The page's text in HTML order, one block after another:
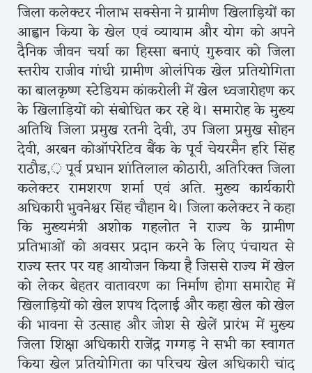
जिला कलेक्टर नीलाभ सक्सेना ने ग्रामीण खिलाड़ियों का
आह्वान किया के खेल एवं व्यायाम और योग को अपने
दैनिक जीवन चर्या का हिस्सा बनाएं गुरुवार को जिला
स्तरीय राजीव गांधी ग्रामीण ओलंपिक खेल प्रतियोगिता
का बालकृष्ण स्टेडियम कांकरोली में खेल ध्वजारोहण कर
के खिलाड़ियों को संबोधित कर रहे थे। समारोह के मुख्य
अतिथि जिला प्रमुख रतनी देवी, उप जिला प्रमुख सोहन
देवी, अरबन कोऑपरेटिव बैंक के पूर्व चेयरमैन हरि सिंह
राठौड,़ पूर्व प्रधान शांतिलाल कोठारी, अतिरिक्त जिला
कलेक्टर रामशरण शर्मा एवं अति. मुख्य कार्यकारी
अधिकारी भुवनेश्वर सिंह चौहान थे। जिला कलेक्टर ने कहा
कि मुख्यमंत्री अशोक गहलोत ने राज्य के ग्रामीण
प्रतिभाओं को अवसर प्रदान करने के लिए पंचायत से
राज्य स्तर पर यह आयोजन किया है जिससे राज्य में खेल
को लेकर बेहतर वातावरण का निर्माण होगा समारोह में
खिलाड़ियों को खेल शपथ दिलाई और कहा खेल को खेल
की भावना से उत्साह और जोश से खेलें प्रारंभ में मुख्य
जिला शिक्षा अधिकारी राजेंद्र गग्गड़ ने सभी का स्वागत
किया खेल प्रतियोगिता का परिचय खेल अधिकारी चांद